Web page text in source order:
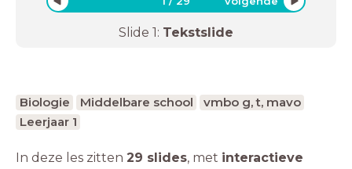
Slide 1: Tekstslide
Biologie Middelbare school
vmbo g, t, mavo
Leerjaar 1
In deze les zitten 29 slides, met interactieve